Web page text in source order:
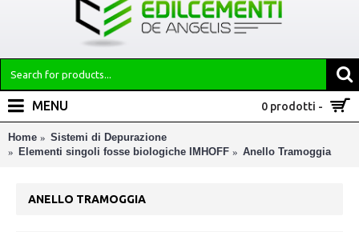
0 prodotti -
MENU
Home
Sistemi di Depurazione
Elementi singoli fosse biologiche IMHOFF
Anello Tramoggia
ANELLO TRAMOGGIA